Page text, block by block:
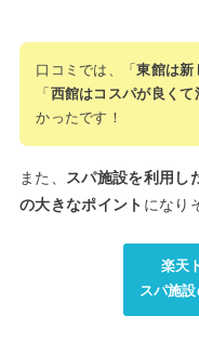
口コミでは、「東館は新
「 西館はコスパが良くて
かったです！
また、 スパ施設を利用し
の大きなポイント になり
楽天
スパ施